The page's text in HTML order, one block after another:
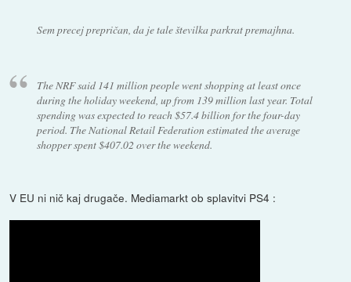
Sem precej prepričan, da je tale številka parkrat premajhna.
The NRF said 141 million people went shopping at least once
during the holiday weekend, up from 139 million last year. Total
spending was expected to reach $57.4 billion for the four-day
period. The National Retail Federation estimated the average
shopper spent $407.02 over the weekend.
V EU ni nič kaj drugače. Mediamarkt ob splavitvi PS4 :